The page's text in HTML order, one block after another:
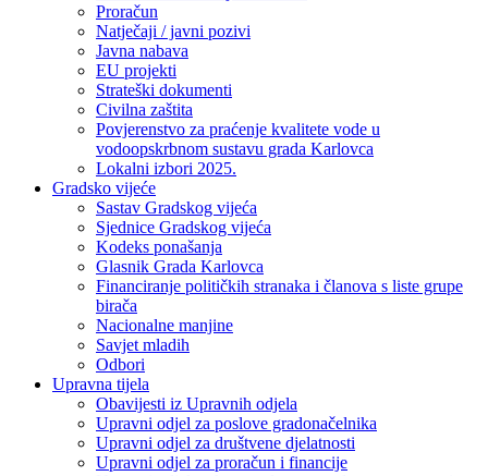
Proračun
Natječaji / javni pozivi
Javna nabava
EU projekti
Strateški dokumenti
Civilna zaštita
Povjerenstvo za praćenje kvalitete vode u
vodoopskrbnom sustavu grada Karlovca
Lokalni izbori 2025.
Gradsko vijeće
Sastav Gradskog vijeća
Sjednice Gradskog vijeća
Kodeks ponašanja
Glasnik Grada Karlovca
Financiranje političkih stranaka i članova s liste grupe
birača
Nacionalne manjine
Savjet mladih
Odbori
Upravna tijela
Obavijesti iz Upravnih odjela
Upravni odjel za poslove gradonačelnika
Upravni odjel za društvene djelatnosti
Upravni odjel za proračun i financije